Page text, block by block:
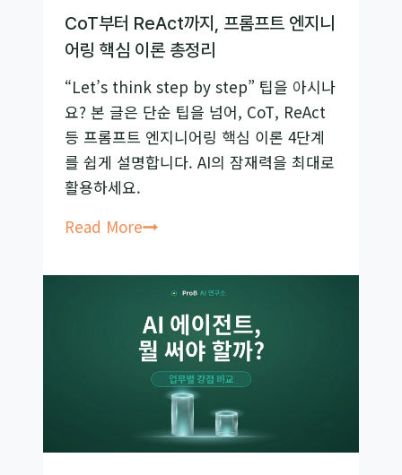
원’부
터
챙
겨
야
하
는
CoT부터 ReAct까지, 프롬프트 엔지니
어링 핵심 이론 총정리
“Let’s think step by step” 팁을 아시나
요? 본 글은 단순 팁을 넘어, CoT, ReAct
등 프롬프트 엔지니어링 핵심 이론 4단계
를 쉽게 설명합니다. AI의 잠재력을 최대로
활용하세요.
Read MoreCoT
터
ReAct
까
지,
프
트